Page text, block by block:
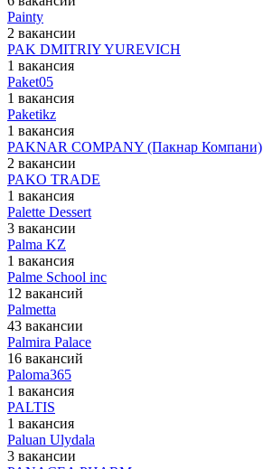
Painty
2 вакансии
PAK DMITRIY YUREVICH
1 вакансия
Paket05
1 вакансия
Paketikz
1 вакансия
PAKNAR COMPANY (Пакнар Компани)
2 вакансии
PAKO TRADE
1 вакансия
Palette Dessert
3 вакансии
Palma KZ
1 вакансия
Palme School inc
12 вакансий
Palmetta
43 вакансии
Palmira Palace
16 вакансий
Paloma365
1 вакансия
PALTIS
1 вакансия
Paluan Ulydala
3 вакансии